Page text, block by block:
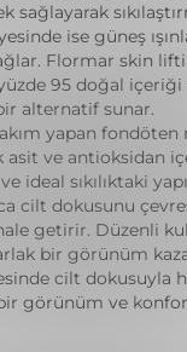
sağlayarak
ise güneş
Flormar skin
95 doğal içeriği
alternatif sunar.
yapan
asit ve antioksidan
ideal sıkılıktaki
cilt dokusunu
getirir. Düzenli
bir görünüm
cilt dokusuyla
görünüm ve